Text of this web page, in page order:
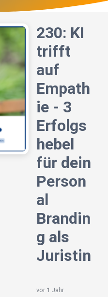
230: KI
trifft
auf
Empath
ie - 3
Erfolgs
hebel
für dein
Person
al
Brandin
g als
Juristin
vor 1 Jahr